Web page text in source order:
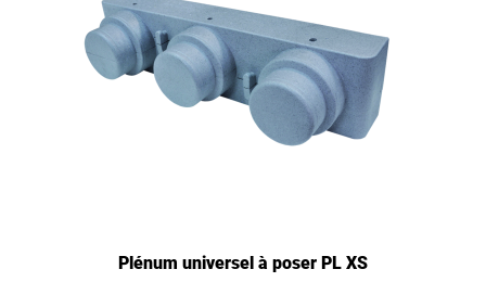
Plénum universel à poser PL XS